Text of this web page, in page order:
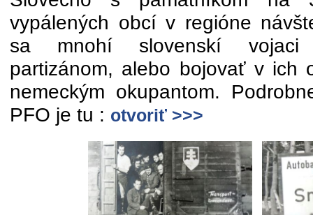
vypálených obcí v regióne
sa mnohí slovenskí vojaci
partizánom, alebo bojovať v ich
nemeckým okupantom.
PFO je tu : otvoriť >>>